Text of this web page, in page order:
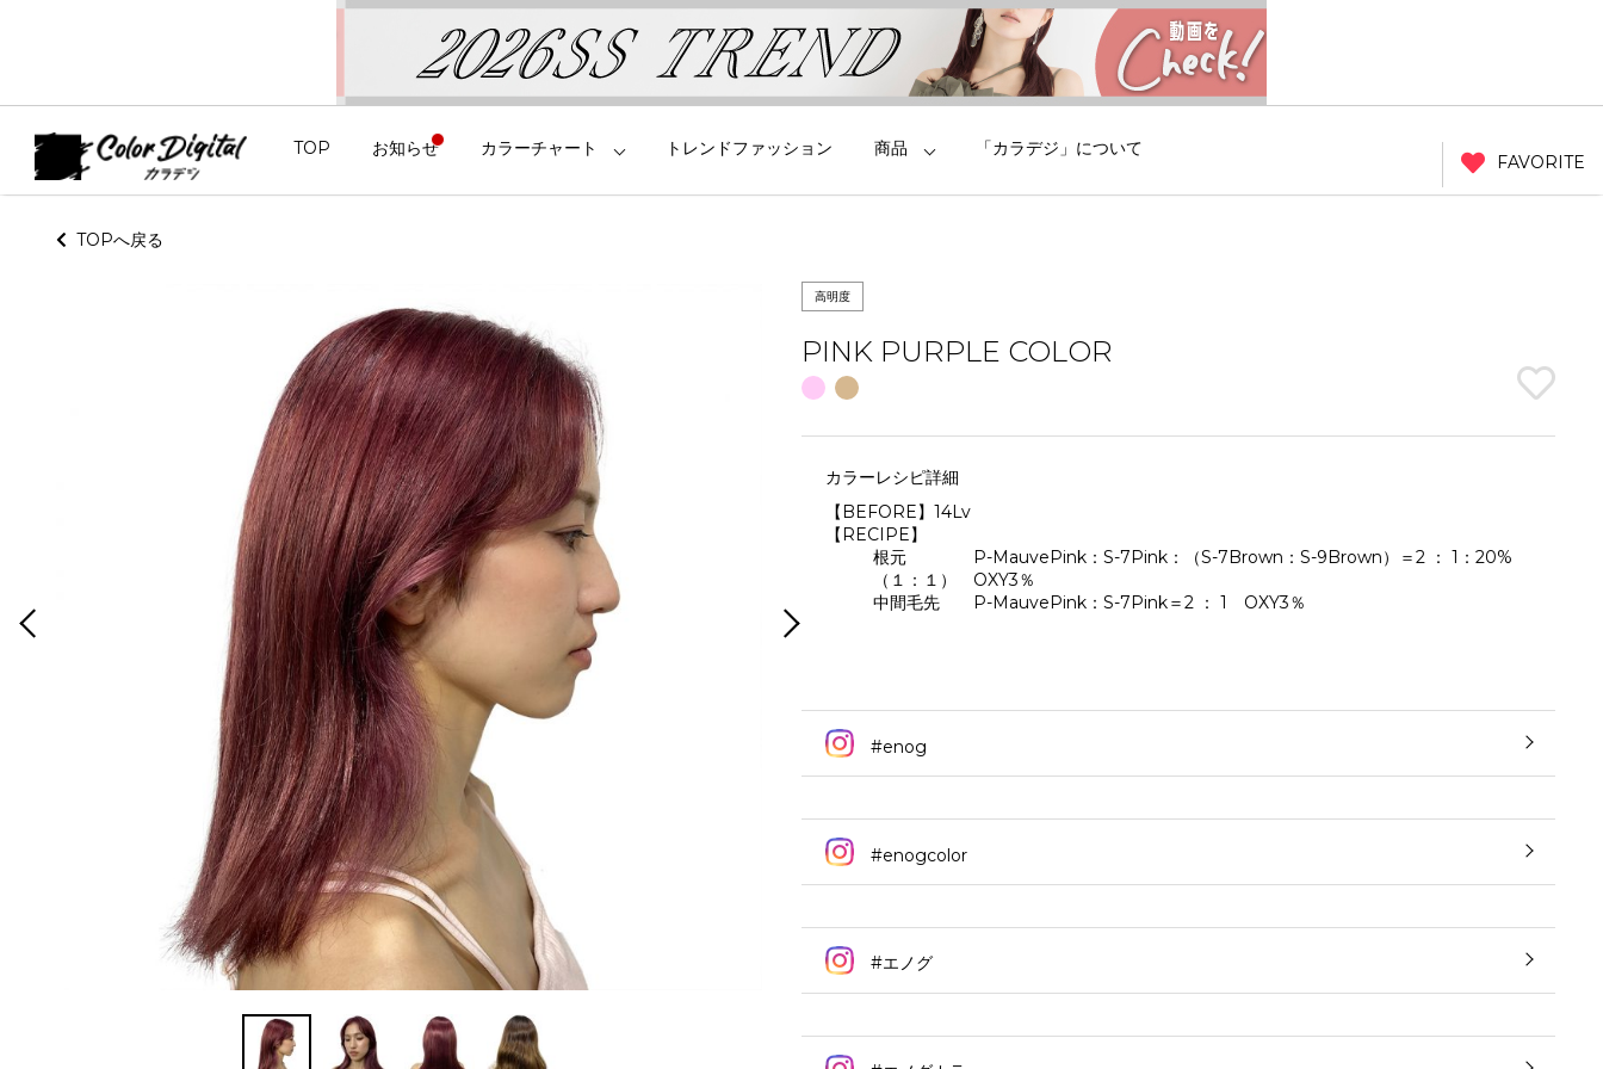
TOP お知らせ カラーチャート トレンドファッション 商品 「カラデジ」について
FAVORITE
TOPへ戻る
高明度
PINK PURPLE COLOR
カラーレシピ詳細
【BEFORE】14Lv
【RECIPE】
根元 P-MauvePink：S-7Pink：（S-7Brown：S-9Brown）＝2 ： 1：20%
（１：１） OXY3％
中間毛先 P-MauvePink：S-7Pink＝2 ： 1 OXY3％
#enog
#enogcolor
#エノグ